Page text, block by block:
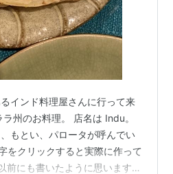
インド料理屋さんに行って来
州のお料理。 店名は Indu。
もとい、パロータが呼んでい
をクリックすると実際に作って
前にも書いたように思います